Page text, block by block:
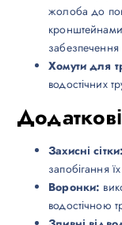
жолоба до
забезпечення
Хомути для
водостічних
Захисні сітки:
запобігання
Воронки:
водостічною